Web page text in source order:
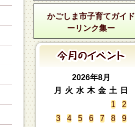
かごしま市子育てガイド
ーリンク集ー
2026年8月
月
火 水 木 金 土
日
1
2
3
4 5 6 7 8
9